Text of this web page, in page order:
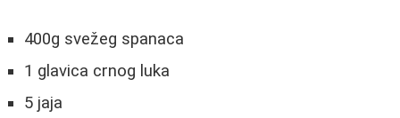
400g svežeg spanaca
1 glavica crnog luka
5 jaja